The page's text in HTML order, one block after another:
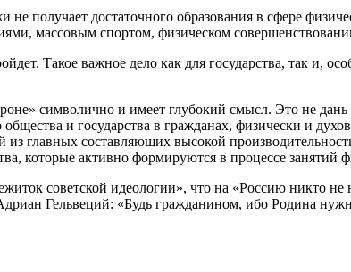
получает достаточного образования в сфере
массовым спортом, физическом
Такое важное дело как для государства, так и,
символично и имеет глубокий смысл. Это не
и государства в гражданах, физически и
главных составляющих высокой
которые активно формируются в процессе занятий
советской идеологии», что на «Россию никто не
Гельвеций: «Будь гражданином, ибо Родина